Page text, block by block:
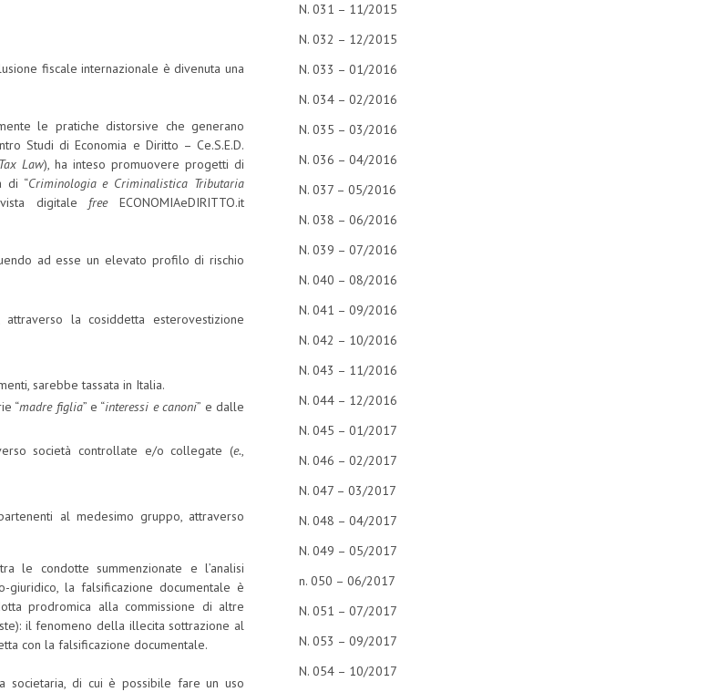
fiscale internazionale è divenuta una
le pratiche distorsive che generano
Studi di Economia e Diritto – Ce.S.E.D.
Law), ha inteso promuovere progetti di
di “Criminologia e Criminalistica Tributaria
digitale freeECONOMIAeDIRITTO.it
ad esse un elevato profilo di rischio
la cosiddetta esterovestizione
sarebbe tassata in Italia.
“madre figlia” e “interessi e canoni” e dalle
società controllate e/o collegate (e.,
al medesimo gruppo, attraverso
le condotte summenzionate e l’analisi
la falsificazione documentale è
prodromica alla commissione di altre
il fenomeno della illecita sottrazione al
con la falsificazione documentale.
societaria, di cui è possibile fare un uso
N. 031 – 11/2015
N. 032 – 12/2015
N. 033 – 01/2016
N. 034 – 02/2016
N. 035 – 03/2016
N. 036 – 04/2016
N. 037 – 05/2016
N. 038 – 06/2016
N. 039 – 07/2016
N. 040 – 08/2016
N. 041 – 09/2016
N. 042 – 10/2016
N. 043 – 11/2016
N. 044 – 12/2016
N. 045 – 01/2017
N. 046 – 02/2017
N. 047 – 03/2017
N. 048 – 04/2017
N. 049 – 05/2017
n. 050 – 06/2017
N. 051 – 07/2017
N. 053 – 09/2017
N. 054 – 10/2017